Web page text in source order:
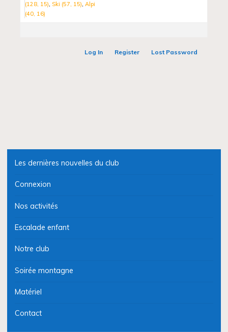
(128, 15) Ski (57, 15) Alpi
(40, 16)
Log In Register Lost Password
Les dernières nouvelles du club
Connexion
Nos activités
Escalade enfant
Notre club
Soirée montagne
Matériel
Contact